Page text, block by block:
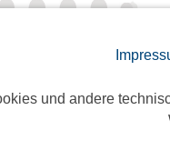
und andere
7 Anmeldungen